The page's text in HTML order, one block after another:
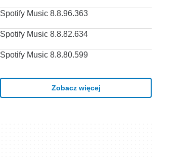
Spotify Music 8.8.96.363
Spotify Music 8.8.82.634
Spotify Music 8.8.80.599
Zobacz więcej